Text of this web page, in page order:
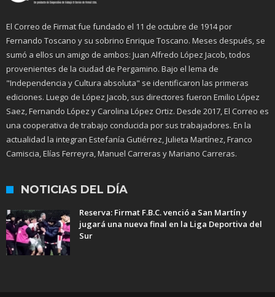
El Correo de Firmat fue fundado el 11 de octubre de 1914 por
Fernando Toscano y su sobrino Enrique Toscano. Meses después, se
sumó a ellos un amigo de ambos: Juan Alfredo López Jacob, todos
provenientes de la ciudad de Pergamino. Bajo el lema de
"Independencia y Cultura absoluta" se identificaron las primeras
ediciones. Luego de López Jacob, sus directores fueron Emilio López
Saez, Fernando López y Carolina López Ortiz. Desde 2017, El Correo es
una cooperativa de trabajo conducida por sus trabajadores. En la
actualidad la integran Estefanía Gutiérrez, Julieta Martínez, Franco
Camiscia, Elías Ferreyra, Manuel Carreras y Mariano Carreras.
NOTICIAS DEL DÍA
Reserva: Firmat F.B.C. venció a San Martín y
jugará una nueva final en la Liga Deportiva del
Sur